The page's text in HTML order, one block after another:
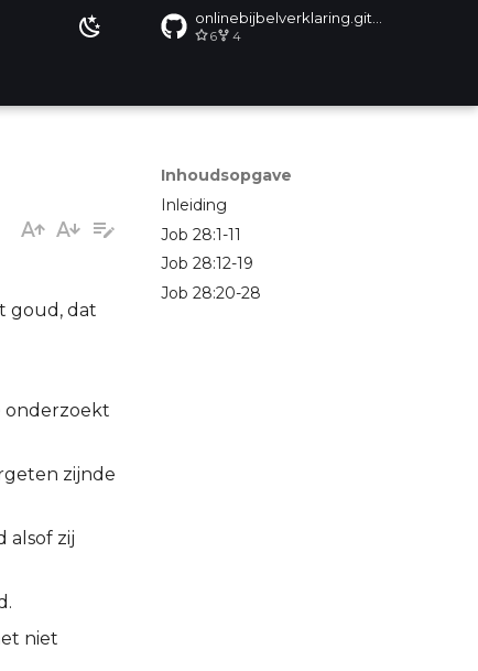
6 4
Inhoudsopgave
Inleiding
Job 28:1-11
Job 28:12-19
Job 28:20-28
goud, dat
onderzoekt
zijnde
alsof zij
niet